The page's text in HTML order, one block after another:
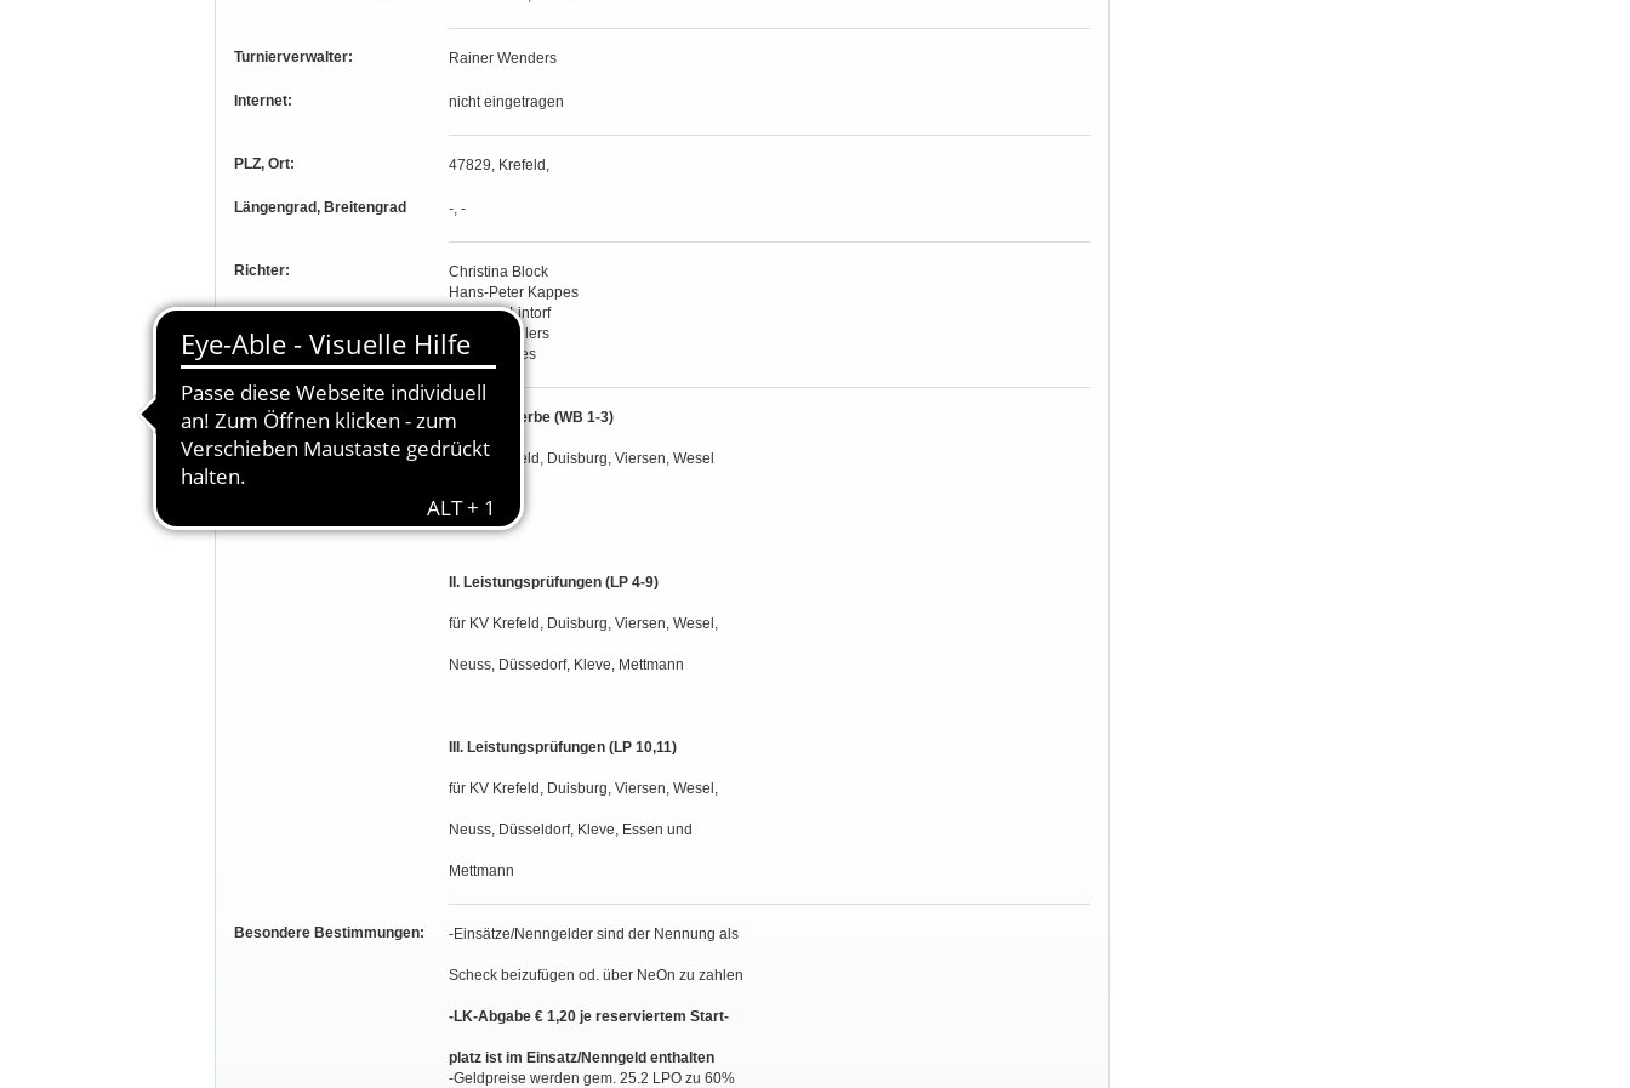
Turnierverwalter: Rainer Wenders
Internet: nicht eingetragen
PLZ, Ort: 47829, Krefeld,
Längengrad, Breitengrad -, -
Richter:
Christina Block
Hans-Peter Kappes
Gabriele Lintorf
Marcus Müllers
Sonja Steves
Teilnahmeberechtigung: I. Wettbewerbe (WB 1-3)
für KV Krefeld, Duisburg, Viersen, Wesel
und Neuss
II. Leistungsprüfungen (LP 4-9)
für KV Krefeld, Duisburg, Viersen, Wesel,
Neuss, Düssedorf, Kleve, Mettmann
III. Leistungsprüfungen (LP 10,11)
für KV Krefeld, Duisburg, Viersen, Wesel,
Neuss, Düsseldorf, Kleve, Essen und
Mettmann
Besondere Bestimmungen: -Einsätze/Nenngelder sind der Nennung als
Scheck beizufügen od. über NeOn zu zahlen
-LK-Abgabe € 1,20 je reserviertem Start-
platz ist im Einsatz/Nenngeld enthalten
-Geldpreise werden gem. 25.2 LPO zu 60%